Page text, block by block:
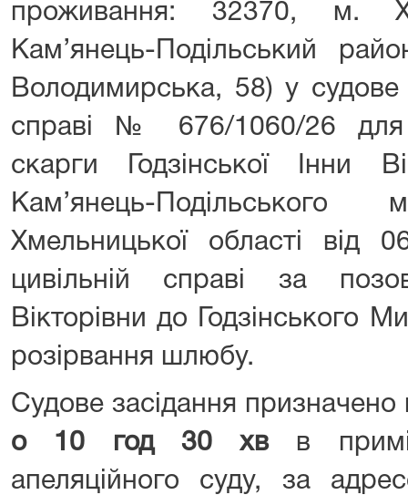
проживання: 32370, м.
Кам’янець-Подільський
Володимирська, 58) у судове
справі № 676/1060/26 для
скарги Годзінської Інни
Кам’янець-Подільського
Хмельницької області від
цивільній справі за
Вікторівни до Годзінського
розірвання шлюбу.
Судове засідання
о 10 год 30 хвв
апеляційного суду, за